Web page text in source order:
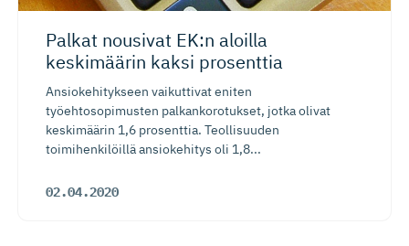
Palkat nousivat EK:n aloilla
keskimäärin kaksi prosenttia
Ansiokehitykseen vaikuttivat eniten
työehtosopimusten palkankorotukset, jotka olivat
keskimäärin 1,6 prosenttia. Teollisuuden
toimihenkilöillä ansiokehitys oli 1,8...
02.04.2020